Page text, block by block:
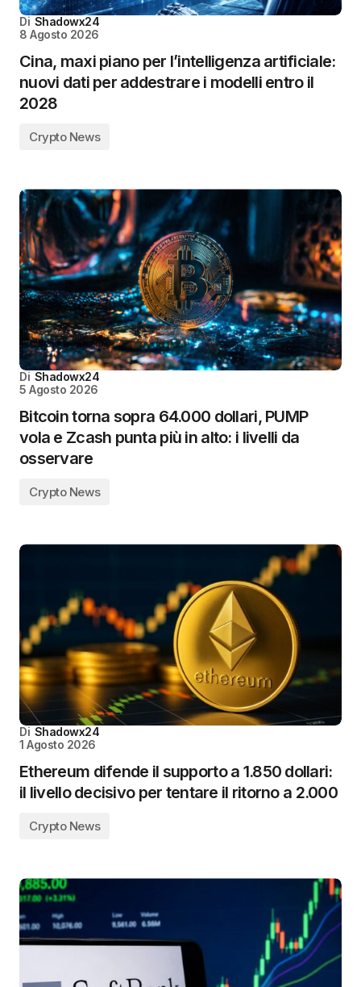
Di Shadowx24
8 Agosto 2026
Cina, maxi piano per l’intelligenza artificiale:
nuovi dati per addestrare i modelli entro il
2028
Crypto News
Di Shadowx24
5 Agosto 2026
Bitcoin torna sopra 64.000 dollari, PUMP
vola e Zcash punta più in alto: i livelli da
osservare
Crypto News
Di Shadowx24
1 Agosto 2026
Ethereum difende il supporto a 1.850 dollari:
il livello decisivo per tentare il ritorno a 2.000
Crypto News